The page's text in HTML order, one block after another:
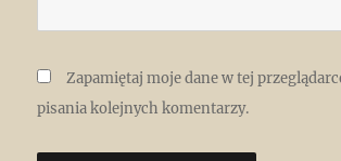
Zapamiętaj moje dane w tej
pisania kolejnych komentarzy.